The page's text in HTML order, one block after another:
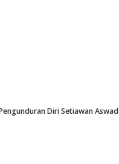
Diri Setiawan Aswad